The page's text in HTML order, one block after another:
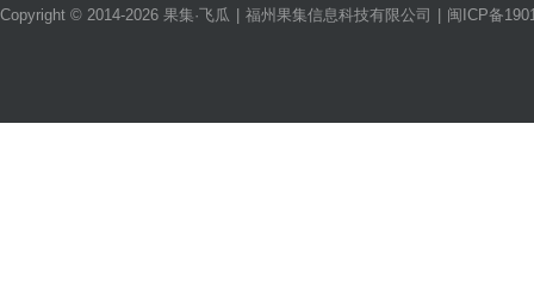
Copyright © 2014-2026 果集·飞瓜 福州果集信息科技有限公司 闽ICP备